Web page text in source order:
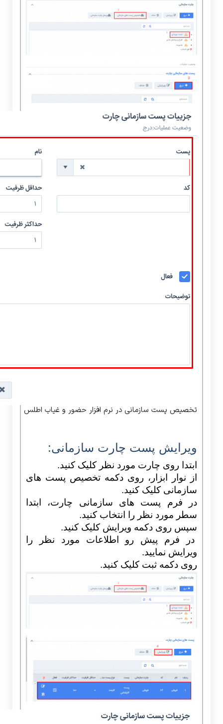
تخصیص پست سازمانی در نرم افزار حضور و غیاب اطلس
ویرایش پست چارت سازمانی:
ابتدا روی چارت مورد نظر کلیک کنید.
از نوار ابزار، روی دکمه تخصیص پست های
سازمانی کلیک کنید.
در فرم پست های سازمانی چارت، ابتدا
سطر مورد نظر را انتخاب کنید.
سپس روی دکمه ویرایش کلیک کنید.
در فرم پیش رو اطلاعات مورد نظر را
ویرایش نمایید.
روی دکمه ثبت کلیک کنید.